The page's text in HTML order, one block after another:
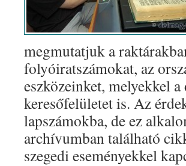
megmutatjuk a
folyóiratszámokat, az
eszközeinket, melyekkel
keresőfelületet is. Az
lapszámokba, de ez
archívumban található
szegedi eseményekkel